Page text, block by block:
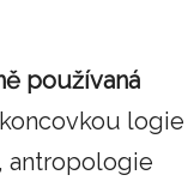
používaná
logie
antropologie